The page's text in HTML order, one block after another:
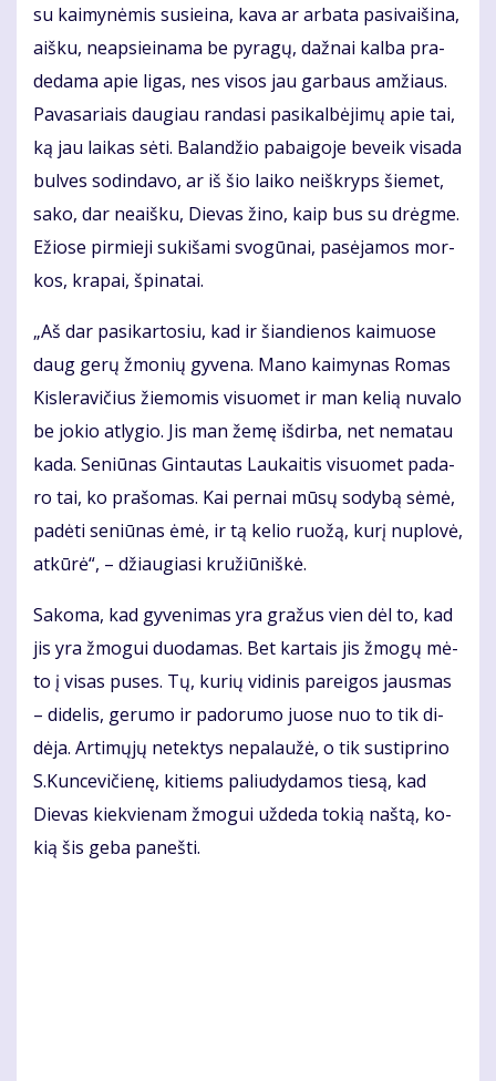
su kai­my­nė­mis su­si­ei­na, ka­va ar ar­ba­ta pa­si­vai­ši­na,
aiš­ku, neap­si­ei­na­ma be py­ra­gų, daž­nai kal­ba pra­
de­da­ma apie li­gas, nes vi­sos jau gar­baus am­žiaus.
Pa­va­sa­riais dau­giau ran­da­si pa­si­kal­bė­ji­mų apie tai,
ką jau lai­kas sė­ti. Ba­lan­džio pa­bai­go­je be­veik vi­sa­da
bul­ves so­din­da­vo, ar iš šio lai­ko ne­iš­kryps šie­met,
sa­ko, dar ne­aiš­ku, Die­vas ži­no, kaip bus su drėg­me.
Ežio­se pir­mie­ji su­ki­ša­mi svo­gū­nai, pa­sė­ja­mos mor­
kos, kra­pai, špi­na­tai.
„Aš dar pa­si­kar­to­siu, kad ir šian­die­nos kai­muo­se
daug ge­rų žmo­nių gy­ve­na. Ma­no kai­my­nas Ro­mas
Kis­le­ra­vi­čius žie­mo­mis vi­suo­met ir man ke­lią nu­va­lo
be jo­kio at­ly­gio. Jis man že­mę iš­dir­ba, net ne­ma­tau
ka­da. Se­niū­nas Gin­tau­tas Lau­kai­tis vi­suo­met pa­da­
ro tai, ko pra­šo­mas. Kai per­nai mū­sų so­dy­bą sė­mė,
pa­dė­ti se­niū­nas ėmė, ir tą ke­lio ruo­žą, ku­rį nu­plo­vė,
at­kū­rė“, – džiau­gia­si kru­žiū­niš­kė.
Sa­ko­ma, kad gy­ve­ni­mas yra gra­žus vien dėl to, kad
jis yra žmo­gui duo­da­mas. Bet kar­tais jis žmo­gų mė­
to į vi­sas pu­ses. Tų, ku­rių vi­di­nis pa­rei­gos jaus­mas
– di­de­lis, ge­ru­mo ir pa­do­ru­mo juo­se nuo to tik di­
dė­ja. Ar­ti­mų­jų ne­tek­tys ne­pa­lau­žė, o tik su­stip­ri­no
S.Kun­ce­vi­čie­nę, ki­tiems pa­liu­dy­da­mos tie­są, kad
Die­vas kiek­vie­nam žmo­gui už­de­da to­kią naš­tą, ko­
kią šis ge­ba pa­neš­ti.